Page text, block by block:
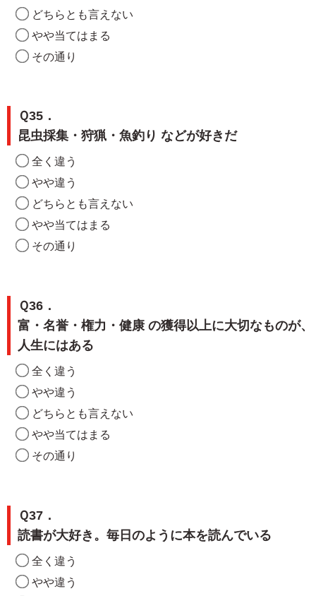
どちらとも言えない
やや当てはまる
その通り
Ｑ35．
昆虫採集・狩猟・魚釣り などが好きだ
全く違う
やや違う
どちらとも言えない
やや当てはまる
その通り
Ｑ36．
富・名誉・権力・健康 の獲得以上に大切なものが、
人生にはある
全く違う
やや違う
どちらとも言えない
やや当てはまる
その通り
Ｑ37．
読書が大好き。毎日のように本を読んでいる
全く違う
やや違う